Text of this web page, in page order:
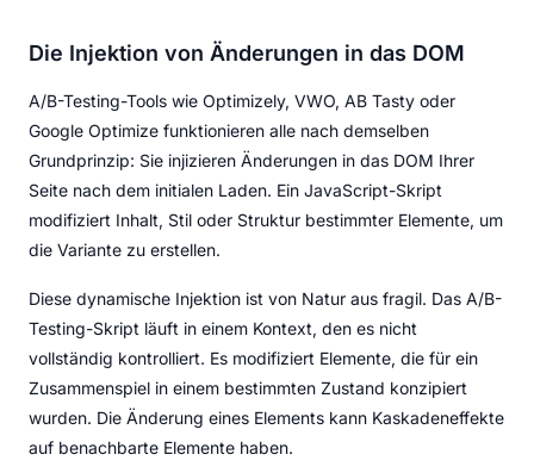
Die Injektion von Änderungen in das DOM
A/B-Testing-Tools wie Optimizely, VWO, AB Tasty oder
Google Optimize funktionieren alle nach demselben
Grundprinzip: Sie injizieren Änderungen in das DOM Ihrer
Seite nach dem initialen Laden. Ein JavaScript-Skript
modifiziert Inhalt, Stil oder Struktur bestimmter Elemente, um
die Variante zu erstellen.
Diese dynamische Injektion ist von Natur aus fragil. Das A/B-
Testing-Skript läuft in einem Kontext, den es nicht
vollständig kontrolliert. Es modifiziert Elemente, die für ein
Zusammenspiel in einem bestimmten Zustand konzipiert
wurden. Die Änderung eines Elements kann Kaskadeneffekte
auf benachbarte Elemente haben.